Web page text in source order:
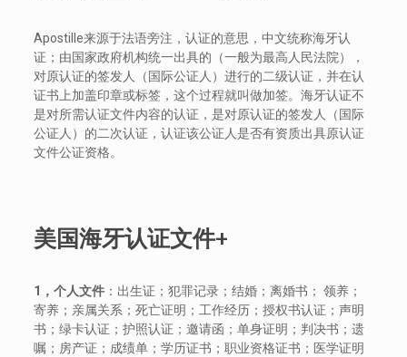
Apostille来源于法语旁注，认证的意思，中文统称海牙认
证；由国家政府机构统一出具的（一般为最高人民法院），
对原认证的签发人（国际公证人）进行的二级认证，并在认
证书上加盖印章或标签，这个过程就叫做加签。海牙认证不
是对所需认证文件内容的认证，是对原认证的签发人（国际
公证人）的二次认证，认证该公证人是否有资质出具原认证
文件公证资格。
美国海牙认证文件+
1 ，个人文件：出生证；犯罪记录；结婚；离婚书； 领养；
寄养；亲属关系；死亡证明；工作经历；授权书认证；声明
书；绿卡认证；护照认证；邀请函；单身证明；判决书；遗
嘱；房产证；成绩单；学历证书；职业资格证书；医学证明